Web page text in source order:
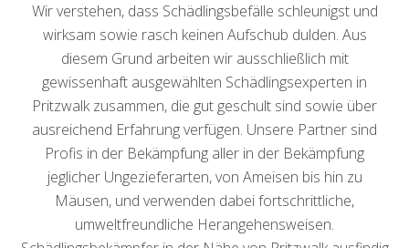
Wir verstehen, dass Schädlingsbefälle schleunigst und
wirksam sowie rasch keinen Aufschub dulden. Aus
diesem Grund arbeiten wir ausschließlich mit
gewissenhaft ausgewählten Schädlingsexperten in
Pritzwalk zusammen, die gut geschult sind sowie über
ausreichend Erfahrung verfügen. Unsere Partner sind
Profis in der Bekämpfung aller in der Bekämpfung
jeglicher Ungezieferarten, von Ameisen bis hin zu
Mäusen, und verwenden dabei fortschrittliche,
umweltfreundliche Herangehensweisen.